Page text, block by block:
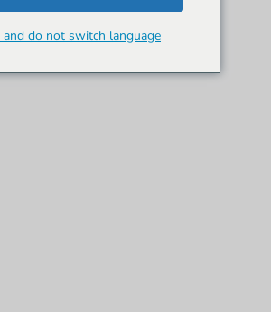
and do not switch language